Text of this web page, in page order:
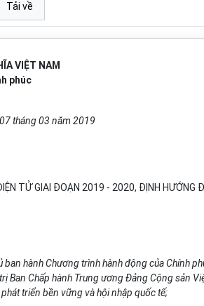
Tải về
VIỆT NAM
phúc
07tháng03 năm 2019
TỬ GIAI ĐOẠN 2019 - 2020, ĐỊNH HƯỚNG
hành Chương trình hành động của Chính
Ban Chấp hành Trung ương Đảng Cộng sản
triển bền vững và hội nhập quốc tế;